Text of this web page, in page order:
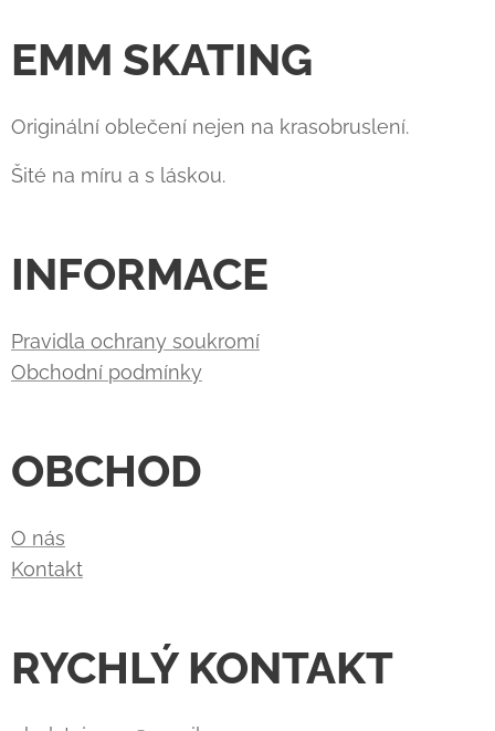
EMM SKATING
Originální oblečení nejen na krasobruslení.
Šité na míru a s láskou.
INFORMACE
Pravidla ochrany soukromí
Obchodní podmínky
OBCHOD
O nás
Kontakt
RYCHLÝ KONTAKT